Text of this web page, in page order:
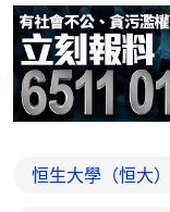
恒生大學（恒大）